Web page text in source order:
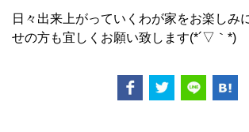
日々出来上がっていくわが家をお楽しみ
せの方も宜しくお願い致します(*´▽｀*)